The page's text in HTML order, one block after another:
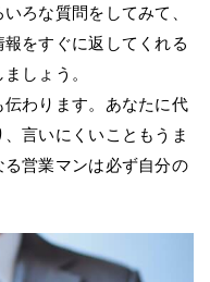
ろな質問をしてみて、
をすぐに返してくれる
しょう。
わります。あなたに代
言いにくいこともうま
営業マンは必ず自分の